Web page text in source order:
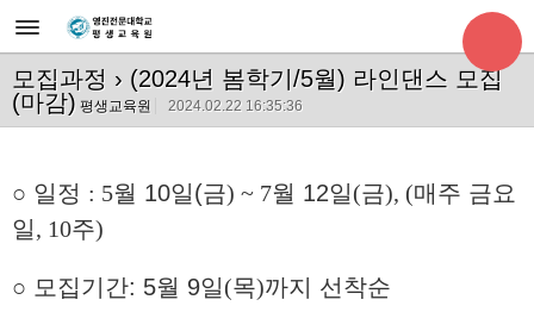
모집과정 › (2024년 봄학기/5월) 라인댄스 모집
(마감) 평생교육원 2024.02.22 16:35:36
○ 일정 : 5월 10일(금) ~ 7월 12일(금), (매주 금요
일, 10주)
○ 모집기간: 5월 9일(목)까지 선착순